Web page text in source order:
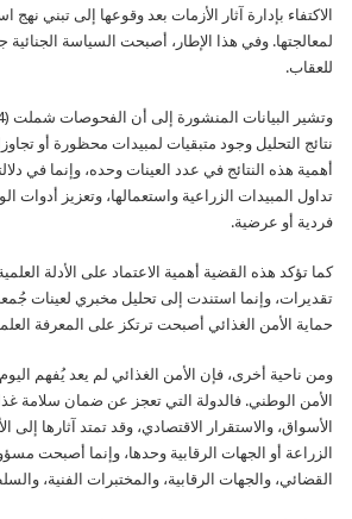
الاكتفاء بإدارة آثار الأزمات بعد وقوعها إلى تبني
لمعالجتها. وفي هذا الإطار، أصبحت السياسة
للعقاب.
نتائج التحليل وجود متبقيات لمبيدات محظورة أو
أهمية هذه النتائج في عدد العينات وحده، وإنما
تداول المبيدات الزراعية واستعمالها، وتعزيز أدوات
فردية أو عرضية.
كما تؤكد هذه القضية أهمية الاعتماد على الأدلة
تقديرات، وإنما استندت إلى تحليل مخبري لعينات
حماية الأمن الغذائي أصبحت ترتكز على المعرفة
ومن ناحية أخرى، فإن الأمن الغذائي لم يعد يُفهم
الأمن الوطني. فالدولة التي تعجز عن ضمان سلامة
الأسواق، والاستقرار الاقتصادي، وقد تمتد آثارها
الزراعة أو الجهات الرقابية وحدها، وإنما أصبحت
القضائي، والجهات الرقابية، والمختبرات الفنية،